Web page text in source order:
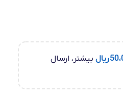
ریال بیشتر، ارسال